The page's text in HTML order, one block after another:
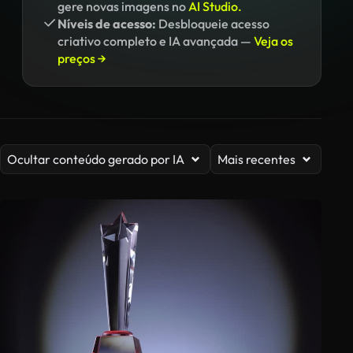
gere novas imagens noAI Studio.
Níveis de acesso: Desbloqueie acesso
criativo completo e IA avançada — Veja os
preços →
Ocultar conteúdo gerado por IA Mais recentes